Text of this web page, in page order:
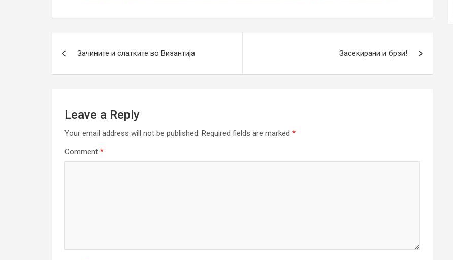
Зачините и слатките во Византија Засекирани и брзи!
Leave a Reply
Your email address will not be published. Required fields are marked *
Comment *